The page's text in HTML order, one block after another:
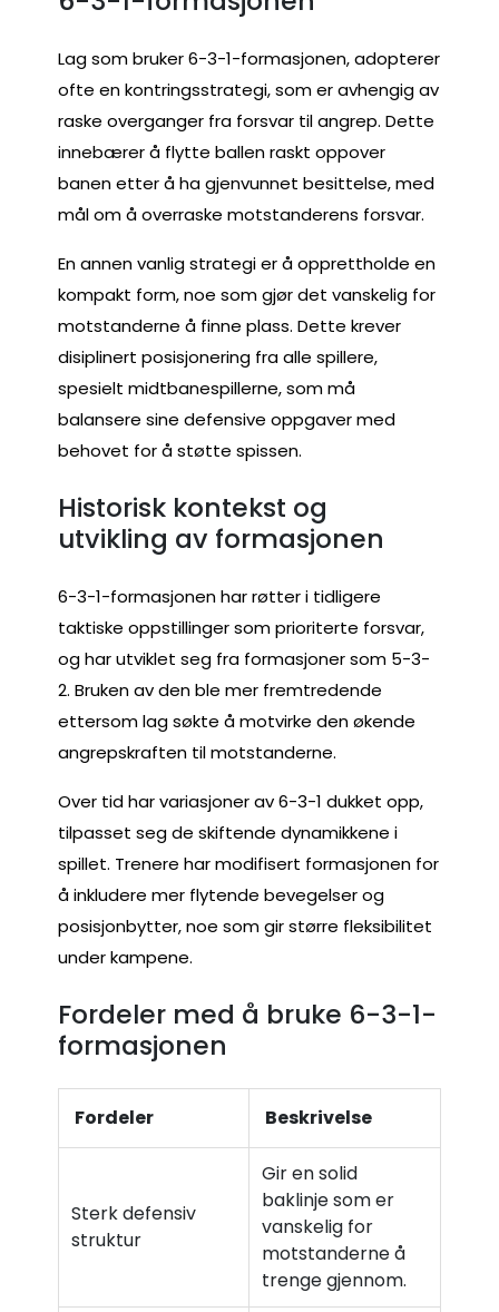
Lag som bruker 6-3-1-formasjonen, adopterer
ofte en kontringsstrategi, som er avhengig av
raske overganger fra forsvar til angrep. Dette
innebærer å flytte ballen raskt oppover
banen etter å ha gjenvunnet besittelse, med
mål om å overraske motstanderens forsvar.
En annen vanlig strategi er å opprettholde en
kompakt form, noe som gjør det vanskelig for
motstanderne å finne plass. Dette krever
disiplinert posisjonering fra alle spillere,
spesielt midtbanespillerne, som må
balansere sine defensive oppgaver med
behovet for å støtte spissen.
Historisk kontekst og
utvikling av formasjonen
6-3-1-formasjonen har røtter i tidligere
taktiske oppstillinger som prioriterte forsvar,
og har utviklet seg fra formasjoner som 5-3-
2. Bruken av den ble mer fremtredende
ettersom lag søkte å motvirke den økende
angrepskraften til motstanderne.
Over tid har variasjoner av 6-3-1 dukket opp,
tilpasset seg de skiftende dynamikkene i
spillet. Trenere har modifisert formasjonen for
å inkludere mer flytende bevegelser og
posisjonbytter, noe som gir større fleksibilitet
under kampene.
Fordeler med å bruke 6-3-1-
formasjonen
Fordeler Beskrivelse
Sterk defensiv
struktur
Gir en solid
baklinje som er
vanskelig for
motstanderne å
trenge gjennom.